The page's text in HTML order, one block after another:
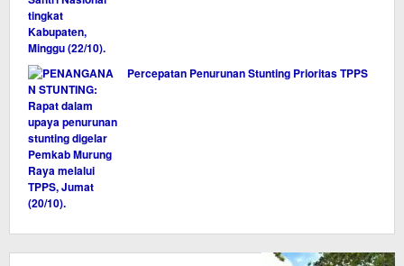
Percepatan Penurunan Stunting Prioritas TPPS